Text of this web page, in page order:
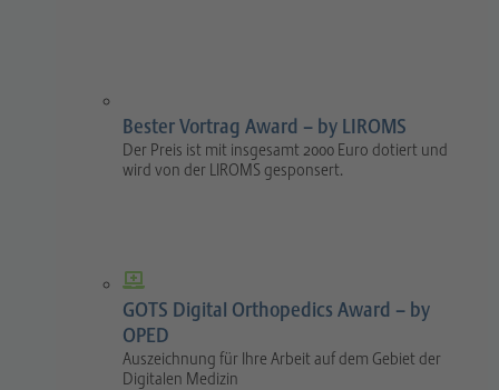
Bester Vortrag Award – by LIROMS
Der Preis ist mit insgesamt 2000 Euro dotiert und
wird von der LIROMS gesponsert.
GOTS Digital Orthopedics Award – by
OPED
Auszeichnung für Ihre Arbeit auf dem Gebiet der
Digitalen Medizin